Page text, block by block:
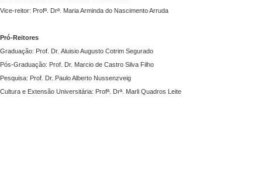
Vice-reitor: Profª. Drª. Maria Arminda do Nascimento Arruda
Pró-Reitores
Graduação: Prof. Dr. Aluisio Augusto Cotrim Segurado
Pós-Graduação: Prof. Dr. Marcio de Castro Silva Filho
Pesquisa: Prof. Dr. Paulo Alberto Nussenzveig
Cultura e Extensão Universitária: Profª. Drª. Marli Quadros Leite